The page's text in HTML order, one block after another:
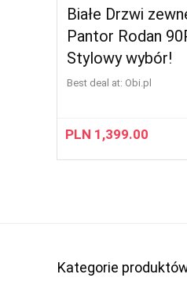
Białe Drzwi
Pantor Rodan
Stylowy wybór!
Best deal at: obi.pl
PLN 1,399.00
Kategorie